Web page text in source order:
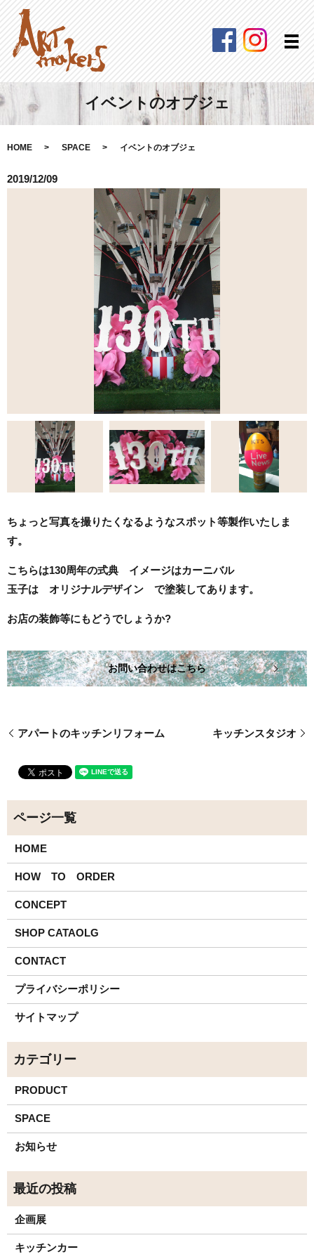
Facebook
メ
イベントのオブジェ
HOME SPACE イベントのオブジェ
2019/12/09
ちょっと写真を撮りたくなるようなスポット等製作いたしま
す。
こちらは130周年の式典 イメージはカーニバル
玉子は オリジナルデザイン で塗装してあります。
お店の装飾等にもどうでしょうか?
お問い合わせはこちら
アパートのキッチンリフォーム キッチンスタジオ
HOME
HOW TO ORDER
CONCEPT
SHOP CATAOLG
CONTACT
プライバシーポリシー
サイトマップ
PRODUCT
SPACE
お知らせ
企画展
キッチンカー